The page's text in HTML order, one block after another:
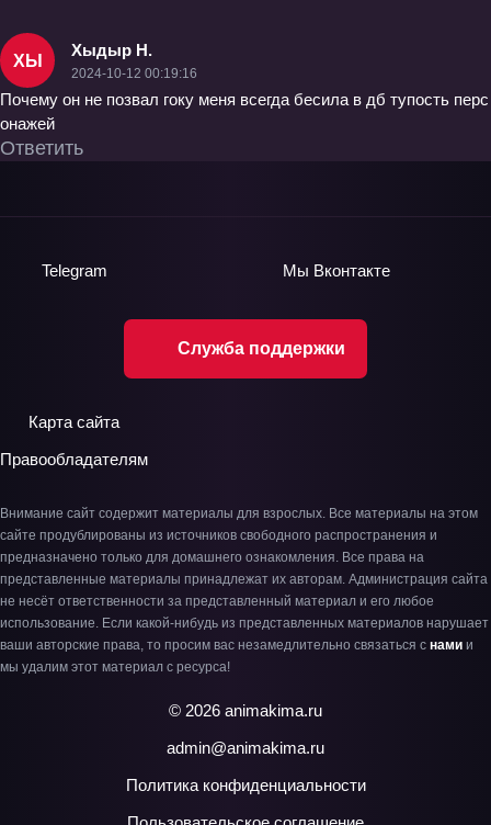
ХЫ
Хыдыр Н.
2024-10-12 00:19:16
Почему он не позвал гоку меня всегда бесила в дб тупость перс
онажей
Ответить
Служба поддержки
Telegram Мы Вконтакте
Карта сайта
Правообладателям
Внимание сайт содержит материалы для взрослых. Все материалы на этом
сайте продублированы из источников свободного распространения и
предназначено только для домашнего ознакомления. Все права на
представленные материалы принадлежат их авторам. Администрация сайта
не несёт ответственности за представленный материал и его любое
использование. Если какой-нибудь из представленных материалов нарушает
ваши авторские права, то просим вас незамедлительно связаться с нами и
мы удалим этот материал с ресурса!
© 2026 animakima.ru
admin@animakima.ru
Политика конфиденциальности